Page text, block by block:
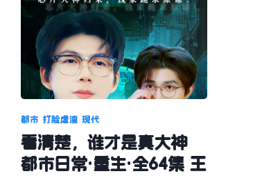
都市 打脸虐渣 现代
看清楚，谁才是真大神
都市日常·重生·全64集 王